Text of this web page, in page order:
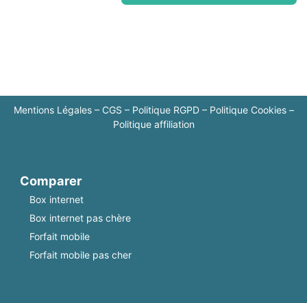
Mentions Légales– CGS – Politique RGPD– Politique Cookies–
Politique affiliation
Comparer
Box internet
Box internet pas chère
Forfait mobile
Forfait mobile pas cher